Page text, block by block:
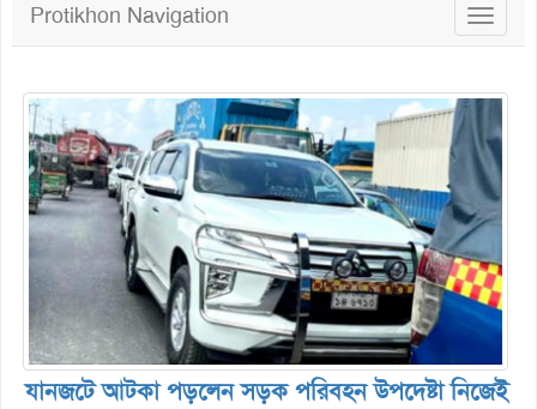
Toggle
Protikhon Navigation
যানজটে আটকা পড়লেন সড়ক পরিবহন উপদেষ্টা নিজেই